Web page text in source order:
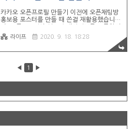
이유는 결국 2가지다. 더 빨리 더 자주 실패해
야 한다. -> 초창기에는 리스크를 최소한으로
가져가야 한다. 팀이 제일 중요하다. -> 더 빠
나봐야 한다. 사이드프로젝트에서 가장 많이
카카오 오픈프로필 만들기 이전에 오픈채팅방
홍보용 포스터를 만들 때 쓴걸 재활용했습니
않고도 오픈채팅방에서 1:1로 연락하기가 편리
합니다. 마지막으로 오픈프로필을 사용하고 싶
은 오픈채팅방에 들어가서 [프로필 설정]을 보
바꾸시면 됩니다. 아래는 꼭 읽을 필요 없습니
다. 오픈프로필을 만들었을 때 어떻게 작동하
각하고 해커톤과 사이드프로젝트, 사이드잡을
라이프 2020. 9. 18. 18:28
◀ 1 ▶